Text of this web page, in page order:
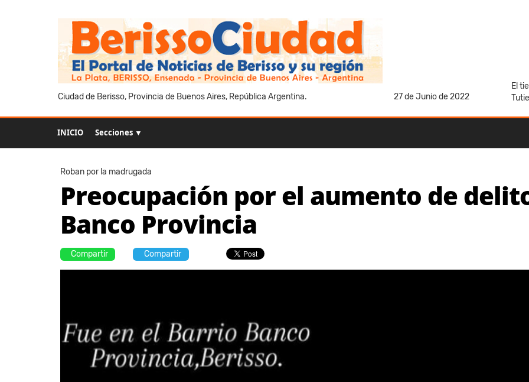
Ciudad de Berisso, Provincia de Buenos Aires, República Argentina. 27 de Junio de 2022
El
INICIO Secciones ▼
Roban por la madrugada
Preocupación por el aumento de
Banco Provincia
Compartir Compartir